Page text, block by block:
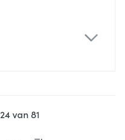
24van81